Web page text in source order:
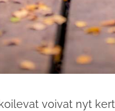
voivat nyt